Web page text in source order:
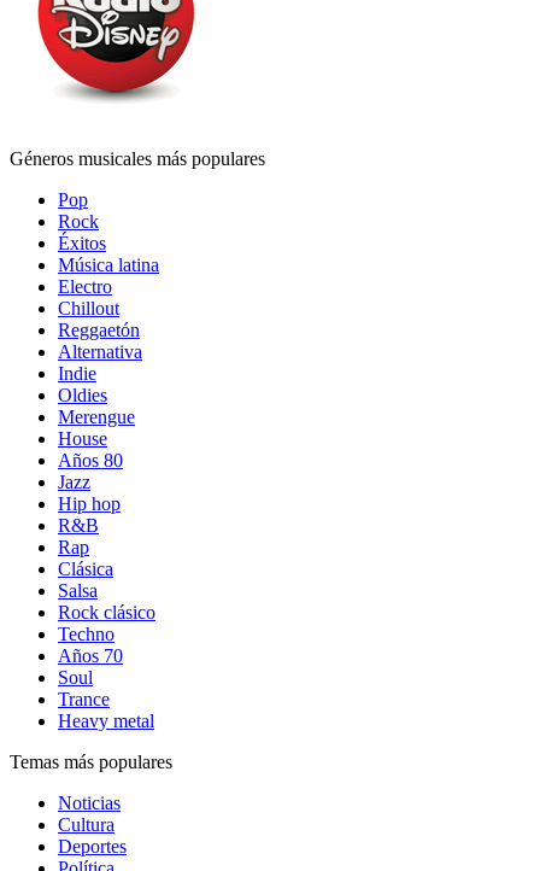
Géneros musicales más populares
Pop
Rock
Éxitos
Música latina
Electro
Chillout
Reggaetón
Alternativa
Indie
Oldies
Merengue
House
Años 80
Jazz
Hip hop
R&B
Rap
Clásica
Salsa
Rock clásico
Techno
Años 70
Soul
Trance
Heavy metal
Temas más populares
Noticias
Cultura
Deportes